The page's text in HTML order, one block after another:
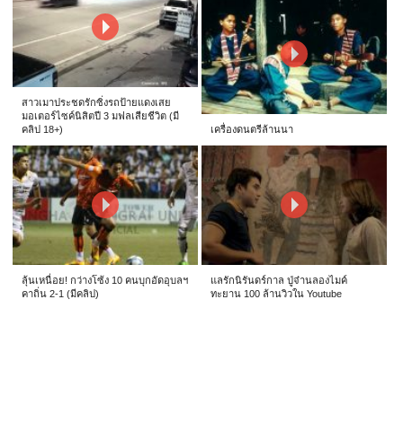
สาวเมาประชดรักซิ่งรถป้ายแดงเสย
มอเตอร์ไซค์นิสิตปี 3 มฟลเสียชีวิต (มี
คลิป 18+)
เครื่องดนตรีล้านนา
ลุ้นเหนื่อย! กว่างโซ้ง 10 คนบุกอัดอุบลฯ
คาถิ่น 2-1 (มีคลิป)
แลรักนิรันดร์กาล ปู่จ๋านลองไมค์
ทะยาน 100 ล้านวิวใน Youtube